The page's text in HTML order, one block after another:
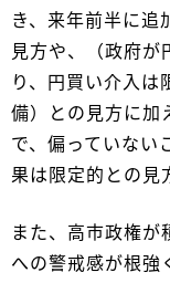
き、来年前半に追
見方や、（政府が
り、円買い介入は
備）との見方に加
で、偏っていない
果は限定的との見
また、高市政権が
への警戒感が根強